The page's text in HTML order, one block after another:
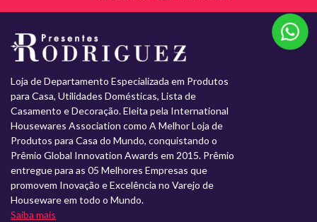
Loja de Departamento Especializada em Produtos
para Casa, Utilidades Domésticas, Lista de
Casamento e Decoração. Eleita pela International
Housewares Association como A Melhor Loja de
Produtos para Casa do Mundo, conquistando o
Prêmio Global Innovation Awards em 2015. Prêmio
entregue para as 05 Melhores Empresas que
promovem Inovação e Excelência no Varejo de
Houseware em todo o Mundo.
Saiba mais